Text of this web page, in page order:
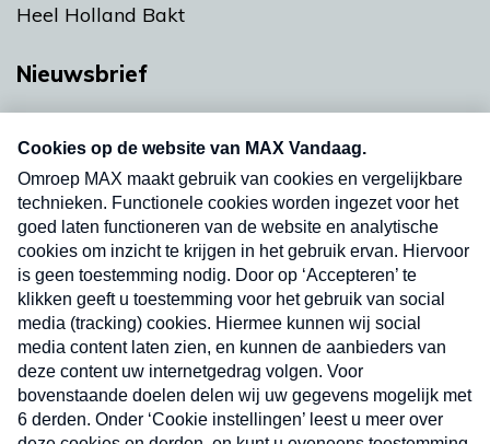
Heel Holland Bakt
Nieuwsbrief
nieuwsbrief. Elke vrijdag- en dinsdagochtend in
uw mailbox.
Verzend
Nieuwsbrief